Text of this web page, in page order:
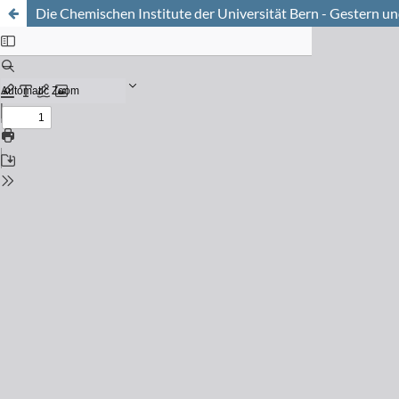
Die Chemischen Institute der Universität Bern - Gestern